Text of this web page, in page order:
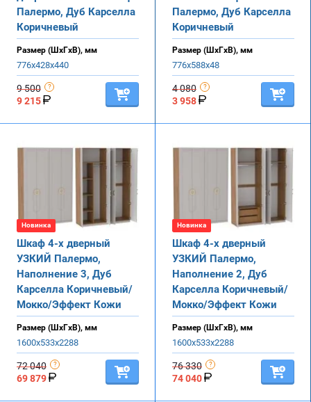
Палермо, Дуб Карселла
Коричневый
Размер (ШхГхВ), мм
776х428х440
9 500
9 215
Палермо, Дуб Карселла
Коричневый
Размер (ШхГхВ), мм
776х588х48
4 080
3 958
Новинка
Шкаф 4-х дверный
УЗКИЙ Палермо,
Наполнение 3, Дуб
Карселла Коричневый/
Мокко/Эффект Кожи
Размер (ШхГхВ), мм
1600х533х2288
72 040
69 879
Новинка
Шкаф 4-х дверный
УЗКИЙ Палермо,
Наполнение 2, Дуб
Карселла Коричневый/
Мокко/Эффект Кожи
Размер (ШхГхВ), мм
1600х533х2288
76 330
74 040